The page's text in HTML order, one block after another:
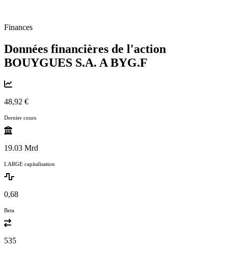
Finances
Données financières de l'action
BOUYGUES S.A. A BYG.F
48,92 €
Dernier cours
19.03 Mrd
LARGE capitalisation
0,68
Beta
535